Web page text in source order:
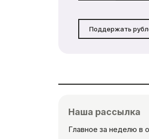
Поддержать
Наша рассылка
Главное за неделю в